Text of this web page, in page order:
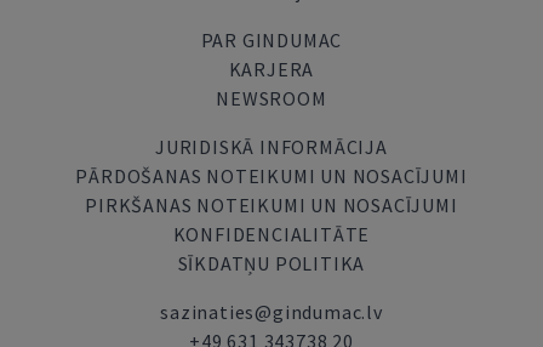
PAR GINDUMAC
KARJERA
NEWSROOM
JURIDISKĀ INFORMĀCIJA
PĀRDOŠANAS NOTEIKUMI UN NOSACĪJUMI
PIRKŠANAS NOTEIKUMI UN NOSACĪJUMI
KONFIDENCIALITĀTE
SĪKDATŅU POLITIKA
sazinaties@gindumac.lv
+49 631 343738 20